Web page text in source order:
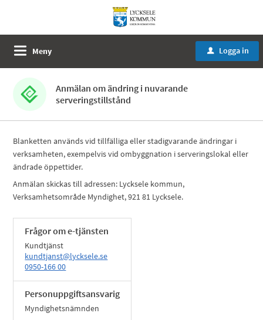
Meny u Logga in
Anmälan om ändring i nuvarande
serveringstillstånd
Blanketten används vid tillfälliga eller stadigvarande ändringar i
verksamheten, exempelvis vid ombyggnation i serveringslokal eller
ändrade öppettider.
Anmälan skickas till adressen: Lycksele kommun,
Verksamhetsområde Myndighet, 921 81 Lycksele.
Frågor om e-tjänsten
Kundtjänst
kundtjanst@lycksele.se
0950-166 00
Personuppgiftsansvarig
Myndighetsnämnden